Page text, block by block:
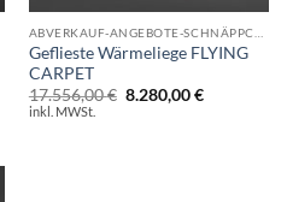
Geflieste Wärmeliege FLYING
CARPET
17.556,00€ Ursprünglicher
8.280,00€Aktueller
inkl. MWSt.